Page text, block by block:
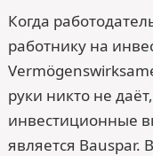
Когда
работнику на
руки никто не
инвестиционные
является Bauspar.